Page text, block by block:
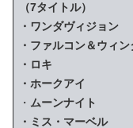
（7タイトル）
・ワンダヴィジョン
・ファルコン＆ウィ
・ロキ
・ホークアイ
・ ムーンナイト
・ミス・マーベル